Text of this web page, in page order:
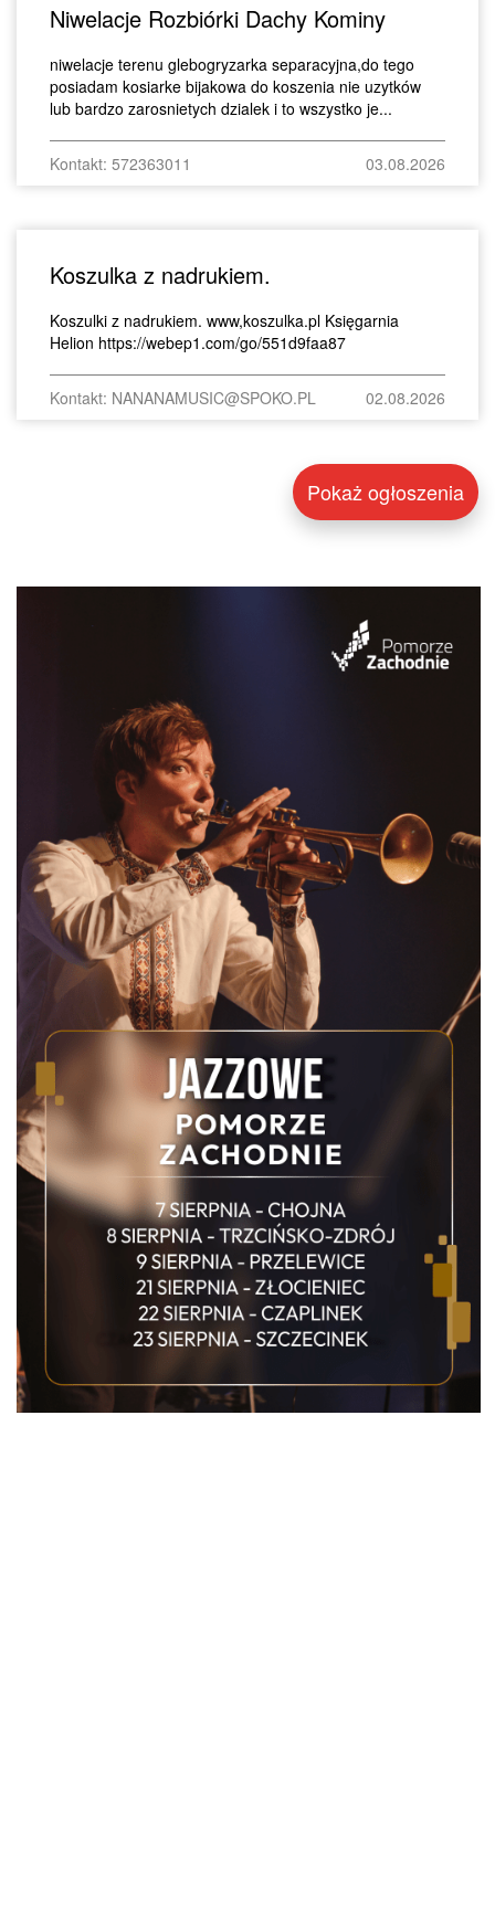
Niwelacje Rozbiórki Dachy Kominy
niwelacje terenu glebogryzarka separacyjna,do tego
posiadam kosiarke bijakowa do koszenia nie uzytków
lub bardzo zarosnietych dzialek i to wszystko je...
Kontakt: 572363011 03.08.2026
Koszulka z nadrukiem.
Koszulki z nadrukiem. www,koszulka.pl Księgarnia
Helion https://webep1.com/go/551d9faa87
Kontakt: NANANAMUSIC@SPOKO.PL 02.08.2026
Pokaż ogłoszenia